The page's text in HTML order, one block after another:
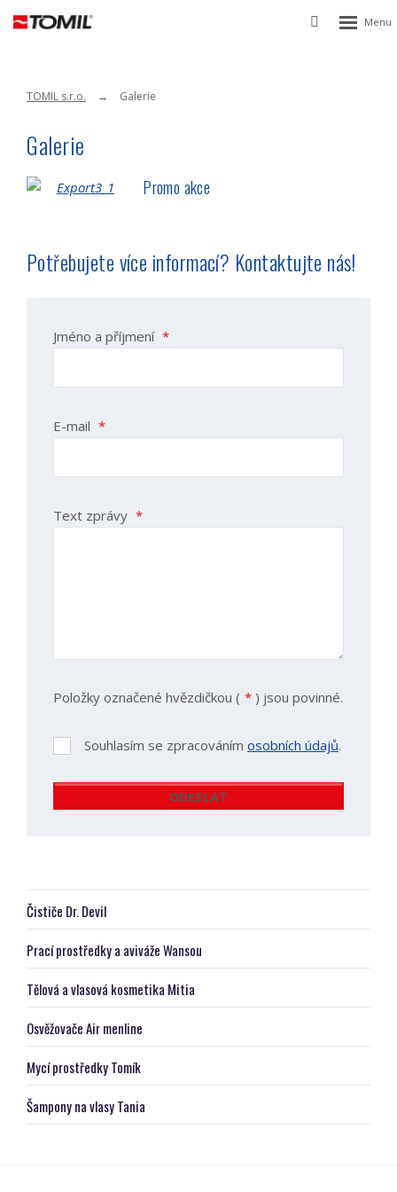
Vyhledávání
Rozbalení
TOMIL s.r.o. Galerie
Galerie
Promo akce
Potřebujete více informací? Kontaktujte nás!
Jméno a příjmení *
E-mail *
Text zprávy *
Položky označené hvězdičkou ( * ) jsou povinné.
Souhlasím
zpracováním
Souhlasím se zpracováním osobních údajů.
ODESLAT
odeslat.
Čističe Dr. Devil
Prací prostředky a aviváže Wansou
Tělová a vlasová kosmetika Mitia
Osvěžovače Air menline
Mycí prostředky Tomík
Šampony na vlasy Tania